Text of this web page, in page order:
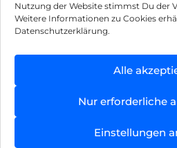
Nutzung der Website stimmst Du der
Weitere Informationen zu Cookies
Datenschutzerklärung.
Alle
Nur erforderliche
Einstellungen
Impressum
Hinweis zur Batterieentsorgung
Können wir Dir